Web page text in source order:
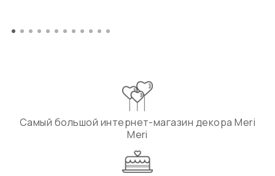
Самый большой интернет-магазин декора Meri
Meri